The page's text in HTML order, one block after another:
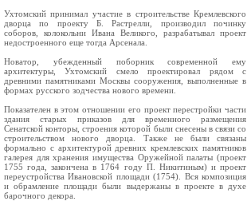
Ухтомский принимал участие в строительстве Кремлевского
дворца по проекту Б. Растрелли, производил починку
соборов, колокольни Ивана Великого, разрабатывал проект
недостроенного еще тогда Арсенала.
Новатор, убежденный поборник современной ему
архитектуры, Ухтомский смело проектировал рядом с
древними памятниками Москвы сооружения, выполненные в
формах русского зодчества нового времени.
Показателен в этом отношении его проект перестройки части
здания старых приказов для временного размещения
Сенатской конторы, строения которой были снесены в связи со
строительством нового дворца. Также не были связаны
формально с архитектурой древних кремлевских памятников
галерея для хранения имущества Оружейной палаты (проект
1755 года, закончена в 1764 году П. Никитиным) и проект
переустройства Ивановской площади (1754). Вся композиция
и обрамление площади были выдержаны в проекте в духе
барочного декора.